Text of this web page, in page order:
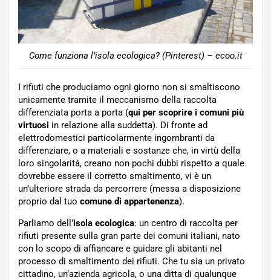
Come funziona l’isola ecologica? (Pinterest) – ecoo.it
I rifiuti che produciamo ogni giorno non si smaltiscono
unicamente tramite il meccanismo della raccolta
differenziata porta a porta (qui per scoprire i comuni più
virtuosi in relazione alla suddetta). Di fronte ad
elettrodomestici particolarmente ingombranti da
differenziare, o a materiali e sostanze che, in virtù della
loro singolarità, creano non pochi dubbi rispetto a quale
dovrebbe essere il corretto smaltimento, vi è un
un’ulteriore strada da percorrere (messa a disposizione
proprio dal tuo comune di appartenenza).
Parliamo dell’isola ecologica: un centro di raccolta per
rifiuti presente sulla gran parte dei comuni italiani, nato
con lo scopo di affiancare e guidare gli abitanti nel
processo di smaltimento dei rifiuti. Che tu sia un privato
cittadino, un’azienda agricola, o una ditta di qualunque